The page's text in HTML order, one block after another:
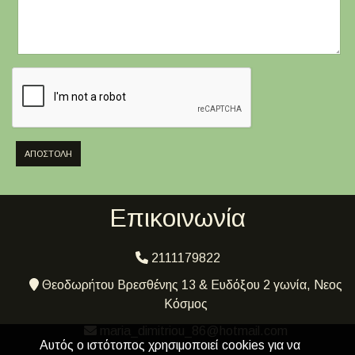
ΑΠΟΣΤΟΛΉ
Επικοινωνία
2111179822
Θεοδωρήτου Βρεσθένης 13 & Ευδόξου 2 γωνία, Νεος
Κόσμος
Αυτός ο ιστότοπος χρησιμοποιεί cookies για να